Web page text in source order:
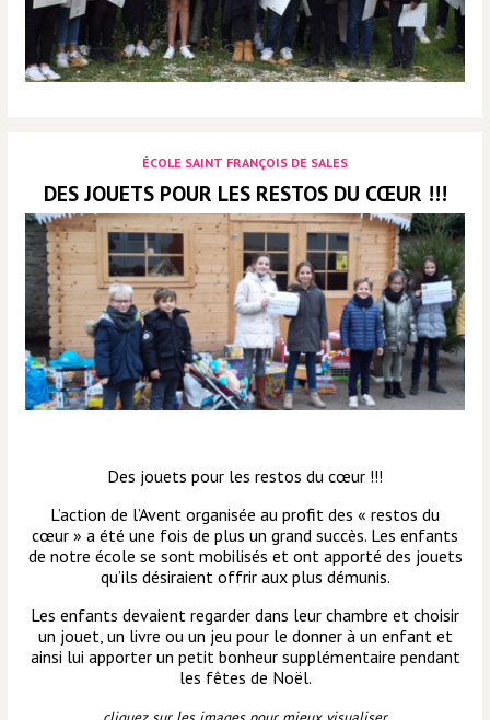
ÉCOLE SAINT FRANÇOIS DE SALES
DES JOUETS POUR LES RESTOS DU CŒUR !!!
Des jouets pour les restos du cœur !!!
L’action de l’Avent organisée au profit des « restos du
cœur » a été une fois de plus un grand succès. Les enfants
de notre école se sont mobilisés et ont apporté des jouets
qu’ils désiraient offrir aux plus démunis.
Les enfants devaient regarder dans leur chambre et choisir
un jouet, un livre ou un jeu pour le donner à un enfant et
ainsi lui apporter un petit bonheur supplémentaire pendant
les fêtes de Noël.